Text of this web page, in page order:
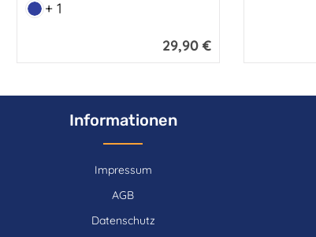
Marine
+ 1
Regulärer Preis:
29,90 €
Informationen
Impressum
AGB
Datenschutz